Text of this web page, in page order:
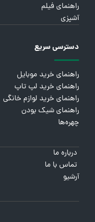
راهنمای فیلم
آشپزی
دسترسی سریع
راهنمای خرید موبایل
راهنمای خرید لپ تاپ
راهنمای خرید لوازم خانگی
راهنمای شیک بودن
چهره‌ها
درباره ما
تماس با ما
آرشیو